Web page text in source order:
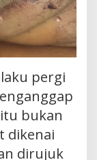
pergi
bukan
dikenai
dirujuk